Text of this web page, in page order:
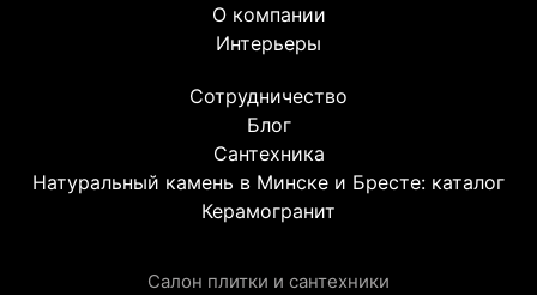
О компании
Интерьеры
Сотрудничество
Блог
Сантехника
Натуральный камень в Минске и Бресте: каталог
Керамогранит
Салон плитки и сантехники